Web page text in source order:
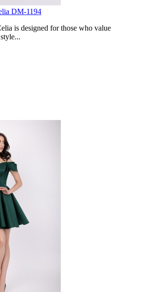
DM-1194
is designed for those who value